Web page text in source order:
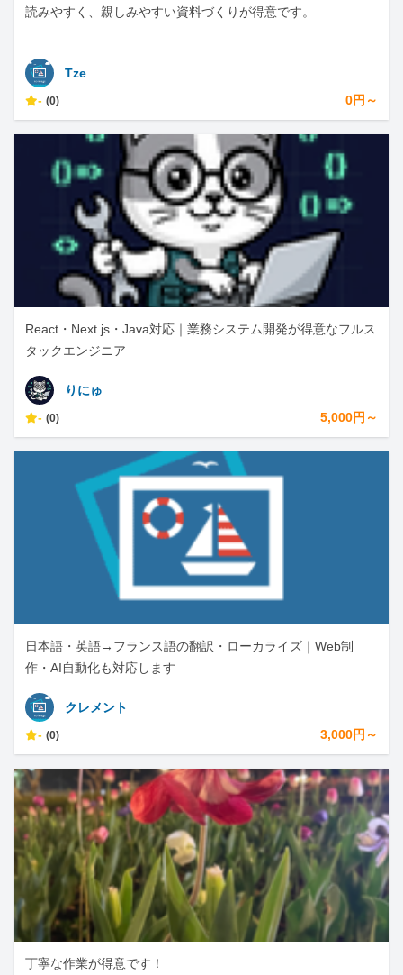
読みやすく、親しみやすい資料づくりが得意です。
Tze
- (0) 0円～
React・Next.js・Java対応｜業務システム開発が得意なフルス
タックエンジニア
りにゅ
- (0) 5,000円～
日本語・英語→フランス語の翻訳・ローカライズ｜Web制
作・AI自動化も対応します
クレメント
- (0) 3,000円～
丁寧な作業が得意です！